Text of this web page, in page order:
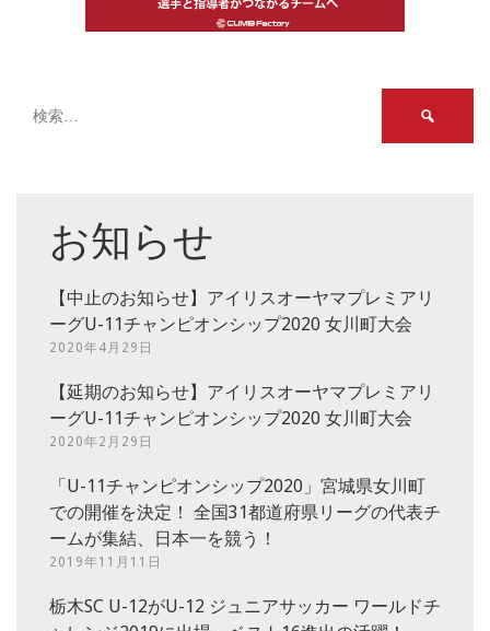
お知らせ
【中止のお知らせ】アイリスオーヤマプレミアリ
ーグU-11チャンピオンシップ2020 女川町大会
2020年4月29日
【延期のお知らせ】アイリスオーヤマプレミアリ
ーグU-11チャンピオンシップ2020 女川町大会
2020年2月29日
「U-11チャンピオンシップ2020」宮城県女川町
での開催を決定！ 全国31都道府県リーグの代表チ
ームが集結、日本一を競う！
2019年11月11日
栃木SC U-12がU-12 ジュニアサッカー ワールドチ